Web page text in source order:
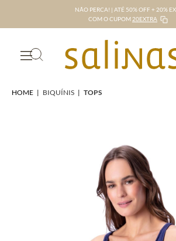
NÃO PERCA! | ATÉ 50% OFF + 20%
COM O CUPOM 20EXTRA
HOME | BIQUÍNIS | TOPS